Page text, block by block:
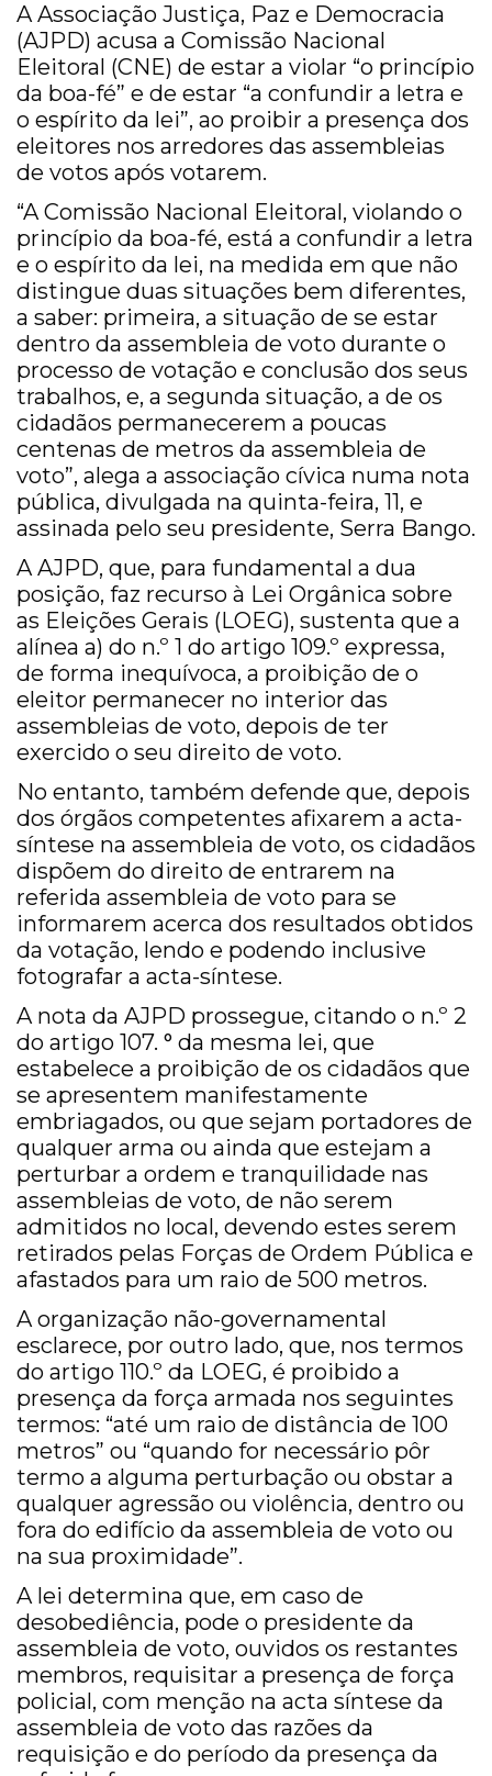
A Associação Justiça, Paz e Democracia
(AJPD) acusa a Comissão Nacional
Eleitoral (CNE) de estar a violar “o princípio
da boa-fé” e de estar “a confundir a letra e
o espírito da lei”, ao proibir a presença dos
eleitores nos arredores das assembleias
de votos após votarem.
“A Comissão Nacional Eleitoral, violando o
princípio da boa-fé, está a confundir a letra
e o espírito da lei, na medida em que não
distingue duas situações bem diferentes,
a saber: primeira, a situação de se estar
dentro da assembleia de voto durante o
processo de votação e conclusão dos seus
trabalhos, e, a segunda situação, a de os
cidadãos permanecerem a poucas
centenas de metros da assembleia de
voto”, alega a associação cívica numa nota
pública, divulgada na quinta-feira, 11, e
assinada pelo seu presidente, Serra Bango.
A AJPD, que, para fundamental a dua
posição, faz recurso à Lei Orgânica sobre
as Eleições Gerais (LOEG), sustenta que a
alínea a) do n.º 1 do artigo 109.º expressa,
de forma inequívoca, a proibição de o
eleitor permanecer no interior das
assembleias de voto, depois de ter
exercido o seu direito de voto.
No entanto, também defende que, depois
dos órgãos competentes afixarem a acta-
síntese na assembleia de voto, os cidadãos
dispõem do direito de entrarem na
referida assembleia de voto para se
informarem acerca dos resultados obtidos
da votação, lendo e podendo inclusive
fotografar a acta-síntese.
A nota da AJPD prossegue, citando o n.º 2
do artigo 107. ° da mesma lei, que
estabelece a proibição de os cidadãos que
se apresentem manifestamente
embriagados, ou que sejam portadores de
qualquer arma ou ainda que estejam a
perturbar a ordem e tranquilidade nas
assembleias de voto, de não serem
admitidos no local, devendo estes serem
retirados pelas Forças de Ordem Pública e
afastados para um raio de 500 metros.
A organização não-governamental
esclarece, por outro lado, que, nos termos
do artigo 110.º da LOEG, é proibido a
presença da força armada nos seguintes
termos: “até um raio de distância de 100
metros” ou “quando for necessário pôr
termo a alguma perturbação ou obstar a
qualquer agressão ou violência, dentro ou
fora do edifício da assembleia de voto ou
na sua proximidade”.
A lei determina que, em caso de
desobediência, pode o presidente da
assembleia de voto, ouvidos os restantes
membros, requisitar a presença de força
policial, com menção na acta síntese da
assembleia de voto das razões da
requisição e do período da presença da